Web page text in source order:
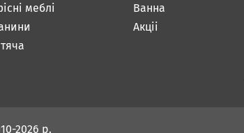
меблі
Ванна
Акціі
2026 р.